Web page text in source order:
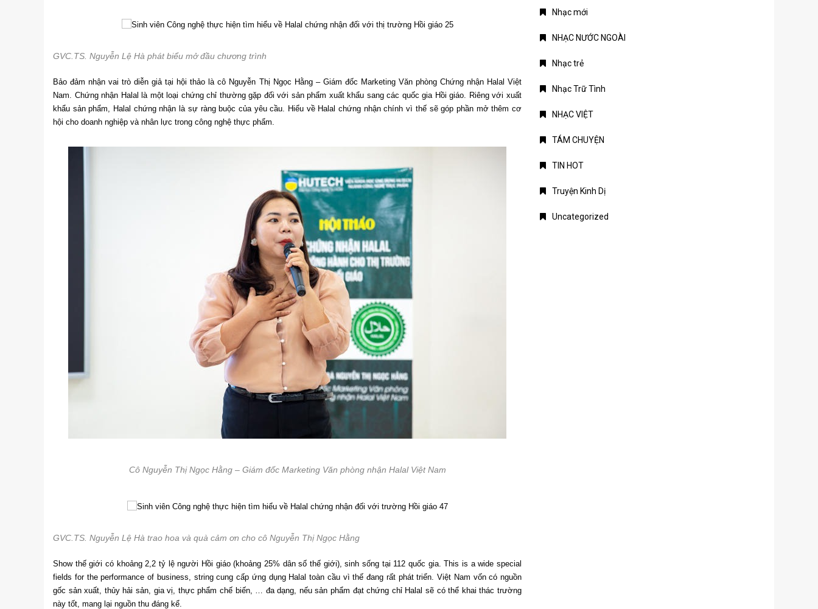
GVC.TS. Nguyễn Lệ Hà phát biểu mở đầu chương trình
Bảo đảm nhận vai trò diễn giả tại hội thảo là cô Nguyễn Thị Ngọc Hằng – Giám đốc Marketing Văn phòng Chứng nhận Halal Việt
Nam. Chứng nhận Halal là một loại chứng chỉ thường gặp đối với sản phẩm xuất khẩu sang các quốc gia Hồi giáo. Riêng với xuất
khẩu sản phẩm, Halal chứng nhận là sự ràng buộc của yêu cầu. Hiểu về Halal chứng nhận chính vì thế sẽ góp phần mở thêm cơ
hội cho doanh nghiệp và nhân lực trong công nghệ thực phẩm.
Cô Nguyễn Thị Ngọc Hằng – Giám đốc Marketing Văn phòng nhận Halal Việt Nam
GVC.TS. Nguyễn Lệ Hà trao hoa và quà cảm ơn cho cô Nguyễn Thị Ngọc Hằng
Show thế giới có khoảng 2,2 tỷ lệ người Hồi giáo (khoảng 25% dân số thế giới), sinh sống tại 112 quốc gia. This is a wide special
fields for the performance of business, string cung cấp ứng dụng Halal toàn cầu vì thế đang rất phát triển. Việt Nam vốn có nguồn
gốc sản xuất, thủy hải sản, gia vị, thực phẩm chế biến, … đa dạng, nếu sản phẩm đạt chứng chỉ Halal sẽ có thể khai thác trường
này tốt, mang lại nguồn thu đáng kể.
Nhạc mới
NHẠC NƯỚC NGOÀI
Nhạc trẻ
Nhạc Trữ Tình
NHẠC VIỆT
TÁM CHUYỆN
TIN HOT
Truyện Kinh Dị
Uncategorized